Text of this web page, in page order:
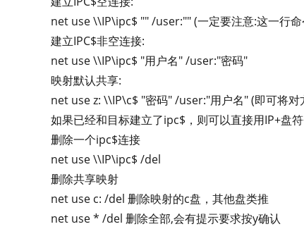
net use \\IP\ipc$ "" /user:"" (一定要注意:这一行
建立IPC$非空连接:
net use \\IP\ipc$ "用户名" /user:"密码"
映射默认共享:
net use z: \\IP\c$ "密码" /user:"用户名" (即可将对
如果已经和目标建立了ipc$，则可以直接用IP+盘
删除一个ipc$连接
net use \\IP\ipc$ /del
删除共享映射
net use c: /del 删除映射的c盘，其他盘类推
net use * /del 删除全部,会有提示要求按y确认